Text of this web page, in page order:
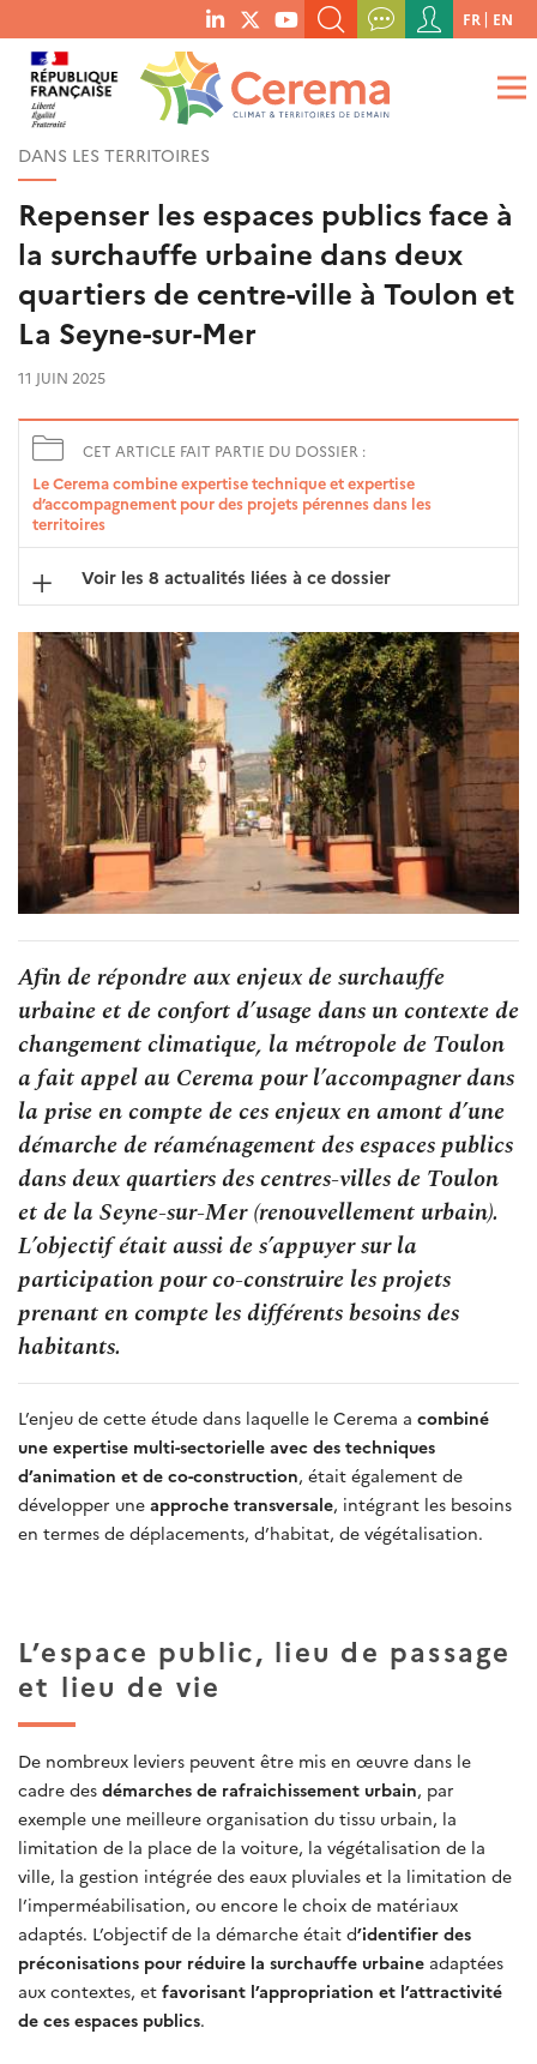
menu
social
links
RECHERCHER UN MOT-CLÉ, UNE PUBLICATION, ETC.
QUE RECHERCHEZ-VOUS ?
Menu
du
compte
de
FR EN
DANS LES TERRITOIRES
Repenser les espaces publics face à
la surchauffe urbaine dans deux
quartiers de centre-ville à Toulon et
La Seyne-sur-Mer
11 JUIN 2025
CET ARTICLE FAIT PARTIE DU DOSSIER :
Le Cerema combine expertise technique et expertise
d’accompagnement pour des projets pérennes dans les
territoires
Voir les 8 actualités liées à ce dossier
Afin de répondre aux enjeux de surchauffe
urbaine et de confort d’usage dans un contexte de
changement climatique, la métropole de Toulon
a fait appel au Cerema pour l’accompagner dans
la prise en compte de ces enjeux en amont d’une
démarche de réaménagement des espaces publics
dans deux quartiers des centres-villes de Toulon
et de la Seyne-sur-Mer (renouvellement urbain).
L’objectif était aussi de s’appuyer sur la
participation pour co-construire les projets
prenant en compte les différents besoins des
habitants.
L’enjeu de cette étude dans laquelle le Cerema a combiné
une expertise multi-sectorielle avec des techniques
d’animation et de co-construction, était également de
développer une approche transversale, intégrant les besoins
en termes de déplacements, d’habitat, de végétalisation.
L’espace public, lieu de passage
et lieu de vie
De nombreux leviers peuvent être mis en œuvre dans le
cadre des démarches de rafraichissement urbain, par
exemple une meilleure organisation du tissu urbain, la
limitation de la place de la voiture, la végétalisation de la
ville, la gestion intégrée des eaux pluviales et la limitation de
l’imperméabilisation, ou encore le choix de matériaux
adaptés. L’objectif de la démarche était d’identifier des
préconisations pour réduire la surchauffe urbaine adaptées
aux contextes, et favorisant l’appropriation et l’attractivité
de ces espaces publics.